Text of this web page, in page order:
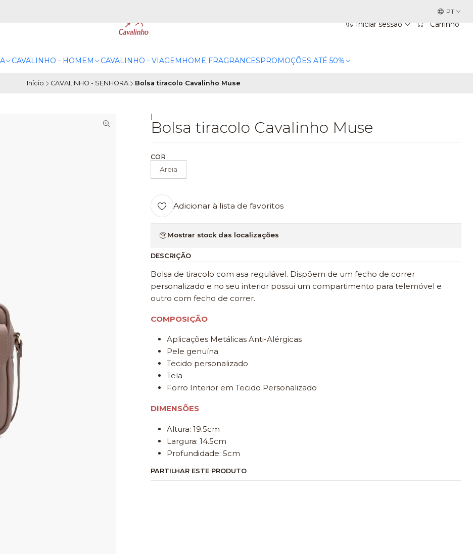
Iniciar sessão Carrinho
CAVALINHO - HOMEM CAVALINHO - VIAGEM HOME FRAGRANCESPROMOÇÕES ATÉ 50%
PT
Início CAVALINHO - SENHORA Bolsa tiracolo Cavalinho Muse
Bolsa tiracolo Cavalinho Muse
COR
Areia
Adicionar à lista de favoritos
Mostrar stock das localizações
DESCRIÇÃO
Bolsa de tiracolo com asa regulável. Dispõem de um fecho de correr
personalizado e no seu interior possui um compartimento para telemóvel e
outro com fecho de correr.
COMPOSIÇÃO
Aplicações Metálicas Anti-Alérgicas
Pele genuína
Tecido personalizado
Tela
Forro Interior em Tecido Personalizado
DIMENSÕES
Altura: 19.5cm
Largura: 14.5cm
Profundidade: 5cm
PARTILHAR ESTE PRODUTO